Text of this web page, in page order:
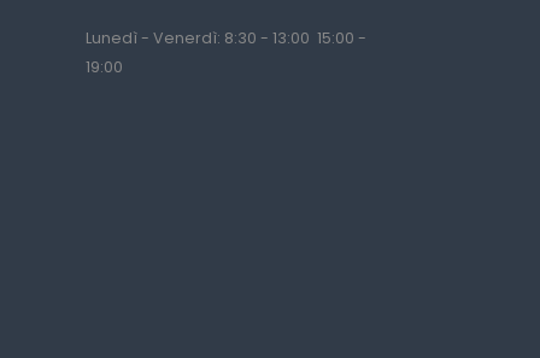
Lunedì - Venerdì: 8:30 - 13:00 15:00 -
19:00